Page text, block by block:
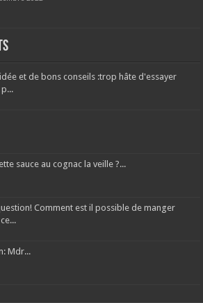
et de bons conseils :trop hâte d'essayer
sauce au cognac la veille ?...
Comment est il possible de manger
Mdr...